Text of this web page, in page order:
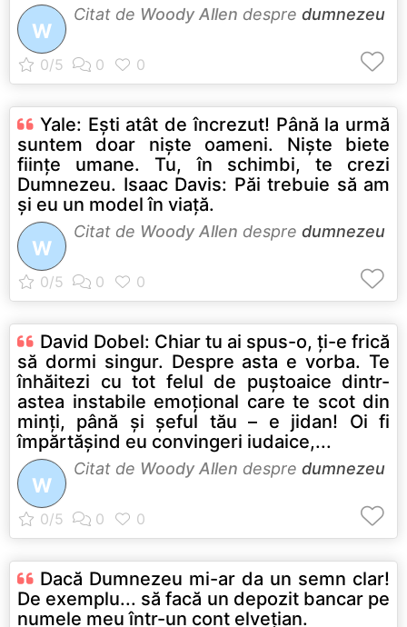
W
Citat de Woody Allen despre dumnezeu
Yale: Eşti atât de încrezut! Până la urmă
suntem doar nişte oameni. Nişte biete
fiinţe umane. Tu, în schimbi, te crezi
Dumnezeu. Isaac Davis: Păi trebuie să am
şi eu un model în viaţă.
W
Citat de Woody Allen despre dumnezeu
David Dobel: Chiar tu ai spus-o, ţi-e frică
să dormi singur. Despre asta e vorba. Te
înhăitezi cu tot felul de puştoaice dintr-
astea instabile emoţional care te scot din
minţi, până şi şeful tău – e jidan! Oi fi
împărtăşind eu convingeri iudaice,...
W
Citat de Woody Allen despre dumnezeu
Dacă Dumnezeu mi-ar da un semn clar!
De exemplu... să facă un depozit bancar pe
numele meu într-un cont elveţian.